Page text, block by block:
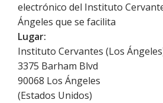
electrónico del Instituto
Ángeles que se facilita
Lugar:
Instituto Cervantes (Los
3375 Barham Blvd
90068 Los Ángeles
(Estados Unidos)